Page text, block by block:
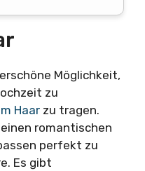
Möglichkeit,
zu
Haar zu tragen.
romantischen
perfekt zu
Es gibt